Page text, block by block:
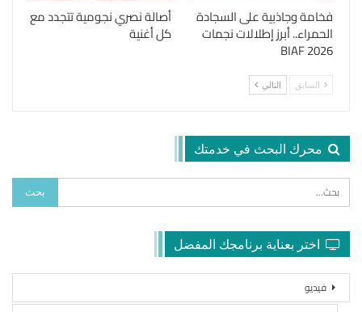
فخامة وجاذبية على السجادة
الحمراء.. أبرز إطلالات نجمات
BIAF 2026
أصالة نصري نجومية تتجدد مع
كل أغنية
السابق التالي
محرك البحث في خدمتك
اختر بعناية برنامجك المفضل
فيديو